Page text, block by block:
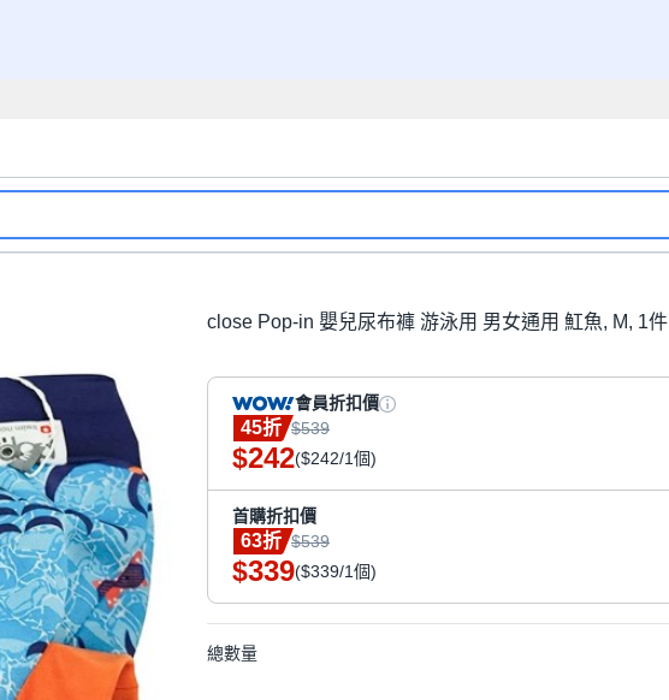
close Pop-in 嬰兒尿布褲 游泳用 男女通用 魟魚, M, 1件
會員折扣價
45折 $539
$242($242/1個)
首購折扣價
63折 $539
$339($339/1個)
總數量